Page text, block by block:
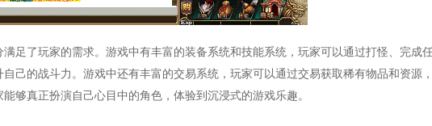
足了玩家的需求。游戏中有丰富的装备系统和技能系统，玩家可以通过打怪、完成
己的战斗力。游戏中还有丰富的交易系统，玩家可以通过交易获取稀有物品和资源
够真正扮演自己心目中的角色，体验到沉浸式的游戏乐趣。